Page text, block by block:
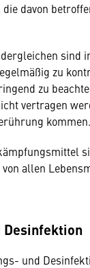
davon
sind
zu
zu
vertragen
kommen.
von allen
Desinfektion
und